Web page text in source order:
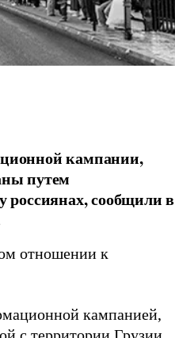
кампании,
путем
россиянах, сообщили в
отношении к
кампанией,